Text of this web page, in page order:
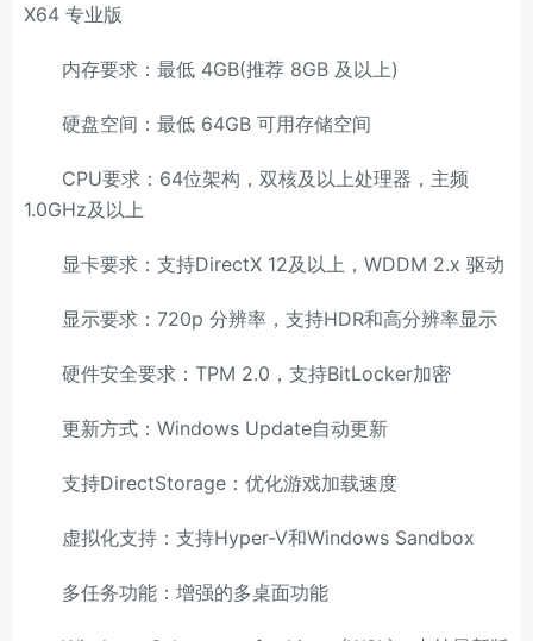
X64 专业版
内存要求：最低 4GB(推荐 8GB 及以上)
硬盘空间：最低 64GB 可用存储空间
CPU要求：64位架构，双核及以上处理器，主频
1.0GHz及以上
显卡要求：支持DirectX 12及以上，WDDM 2.x 驱动
显示要求：720p 分辨率，支持HDR和高分辨率显示
硬件安全要求：TPM 2.0，支持BitLocker加密
更新方式：Windows Update自动更新
支持DirectStorage：优化游戏加载速度
虚拟化支持：支持Hyper-V和Windows Sandbox
多任务功能：增强的多桌面功能